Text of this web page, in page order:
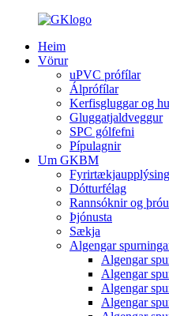
Heim
Vörur
uPVC prófílar
Álprófílar
Kerfisgluggar og
Gluggatjaldveggur
SPC gólfefni
Pípulagnir
Um GKBM
Dótturfélag
Rannsóknir og
Þjónusta
Sækja
Algengar
Algengar
Algengar
Algengar
Algengar